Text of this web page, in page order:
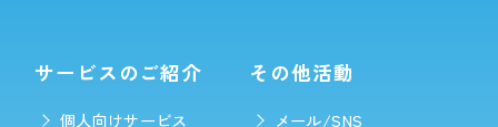
サービスのご紹介
個人向けサービス
その他活動
メール/SNS